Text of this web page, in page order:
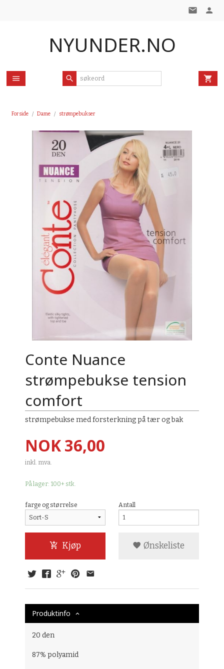
NYUNDER.NO
Forside Dame strømpebukser
Conte Nuance
strømpebukse tension
comfort
strømpebukse med forsterkning på tær og bak
Pris
NOK36,00
inkl. mva.
På lager: 100+ stk.
farge og størrelse Antall
Kjøp Ønskeliste
Produktinfo
20 den
87% polyamid